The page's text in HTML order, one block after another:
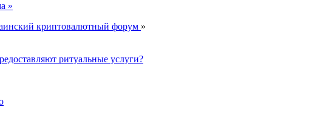
»
криптовалютный форум »
ритуальные услуги?